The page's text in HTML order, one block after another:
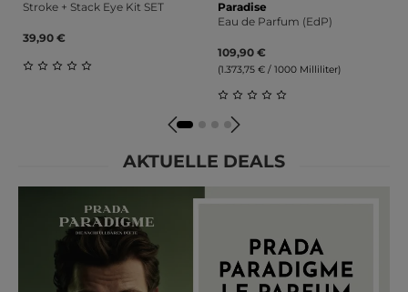
Stroke + Stack Eye Kit SET
39,90 €
Durchschnittliche Bewertung von 0 von 5 Sternen
Paradise
Eau de Parfum (EdP)
109,90 €
(1.373,75 € / 1000 Milliliter)
Durchschnittliche
AKTUELLE DEALS